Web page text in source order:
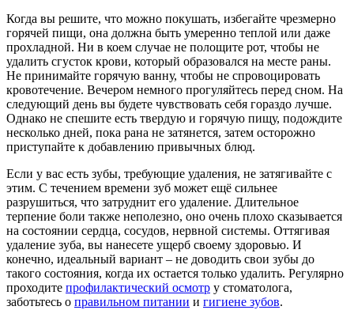
Когда вы решите, что можно покушать, избегайте чрезмерно
горячей пищи, она должна быть умеренно теплой или даже
прохладной. Ни в коем случае не полощите рот, чтобы не
удалить сгусток крови, который образовался на месте раны.
Не принимайте горячую ванну, чтобы не спровоцировать
кровотечение. Вечером немного прогуляйтесь перед сном. На
следующий день вы будете чувствовать себя гораздо лучше.
Однако не спешите есть твердую и горячую пищу, подождите
несколько дней, пока рана не затянется, затем осторожно
приступайте к добавлению привычных блюд.
Если у вас есть зубы, требующие удаления, не затягивайте с
этим. С течением времени зуб может ещё сильнее
разрушиться, что затруднит его удаление. Длительное
терпение боли также неполезно, оно очень плохо сказывается
на состоянии сердца, сосудов, нервной системы. Оттягивая
удаление зуба, вы нанесете ущерб своему здоровью. И
конечно, идеальный вариант – не доводить свои зубы до
такого состояния, когда их остается только удалить. Регулярно
проходите профилактический осмотр у стоматолога,
заботьтесь о правильном питании и гигиене зубов.